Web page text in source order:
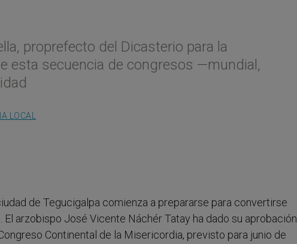
proprefecto del Dicasterio para la
esta secuencia de congresos —mundial,
LOCAL
de Tegucigalpa comienza a prepararse para convertirse
arzobispo José Vicente Náchér Tatay ha dado su aprobación
Continental de la Misericordia, previsto para junio de